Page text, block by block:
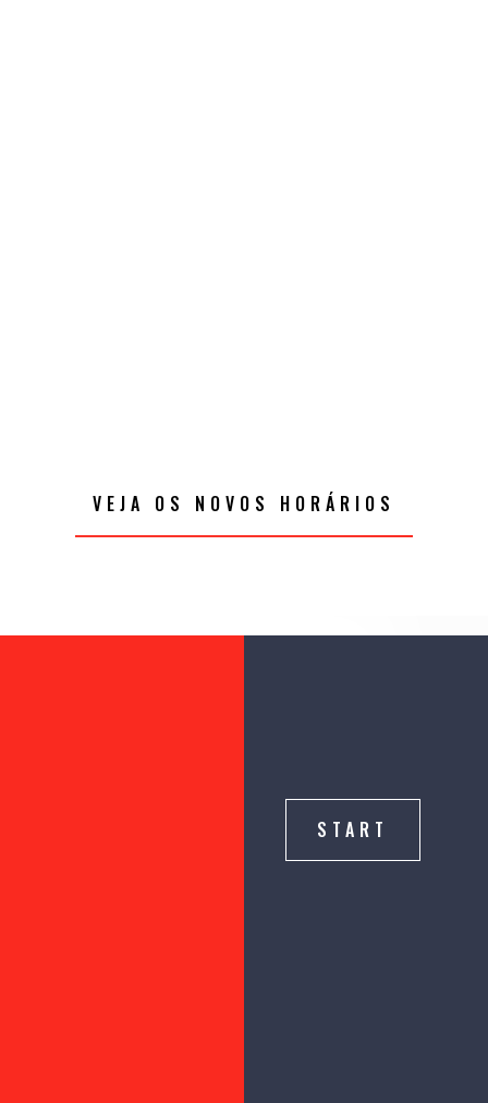
VEJA OS NOVOS HORÁRIOS
START